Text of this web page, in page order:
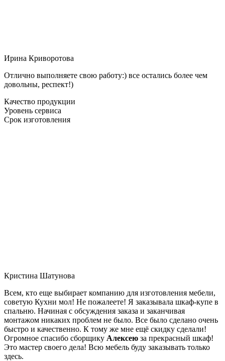
Ирина Криворотова
Отлично выполняете свою работу:) все остались более чем
довольны, респект!)
Качество продукции
Уровень сервиса
Срок изготовления
Кристина Шатунова
Всем, кто еще выбирает компанию для изготовления мебели,
советую Кухни мол! Не пожалеете! Я заказывала шкаф-купе в
спальню. Начиная с обсуждения заказа и заканчивая
монтажом никаких проблем не было. Все было сделано очень
быстро и качественно. К тому же мне ещё скидку сделали!
Огромное спасибо сборщику Алексею за прекрасный шкаф!
Это мастер своего дела! Всю мебель буду заказывать только
здесь.